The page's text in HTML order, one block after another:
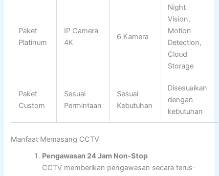
Paket
Platinum
IP Camera
4K
6 Kamera
Night
Vision,
Motion
Detection,
Cloud
Storage
Paket
Custom
Sesuai
Permintaan
Sesuai
Kebutuhan
Disesuaikan
dengan
kebutuhan
Manfaat Memasang CCTV
Pengawasan 24 Jam Non-Stop
CCTV memberikan pengawasan secara terus-